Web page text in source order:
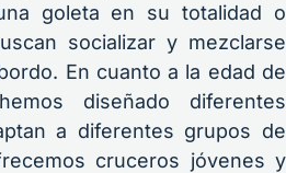
goleta en su totalidad o
socializar y mezclarse
En cuanto a la edad de
diseñado diferentes
a diferentes grupos de
cruceros jóvenes y